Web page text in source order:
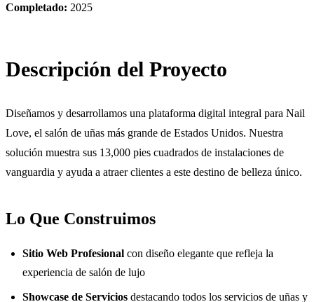
Completado: 2025
Descripción del Proyecto
Diseñamos y desarrollamos una plataforma digital integral para Nail
Love, el salón de uñas más grande de Estados Unidos. Nuestra
solución muestra sus 13,000 pies cuadrados de instalaciones de
vanguardia y ayuda a atraer clientes a este destino de belleza único.
Lo Que Construimos
Sitio Web Profesional con diseño elegante que refleja la
experiencia de salón de lujo
Showcase de Servicios destacando todos los servicios de uñas y